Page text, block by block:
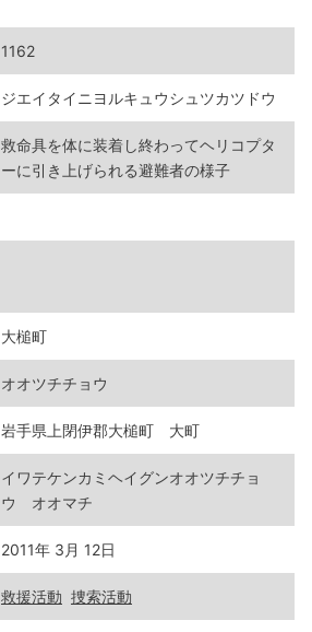
1162
ジエイタイニヨルキュウシュツカツドウ
救命具を体に装着し終わってヘリコプタ
ーに引き上げられる避難者の様子
大槌町
オオツチチョウ
岩手県上閉伊郡大槌町 大町
イワテケンカミヘイグンオオツチチョ
ウ オオマチ
2011年 3月 12日
救援活動 捜索活動